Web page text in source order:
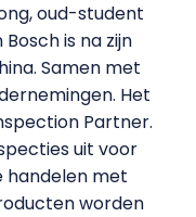
oud-student
is na zijn
Samen met
Het
Partner.
uit voor
handelen met
worden